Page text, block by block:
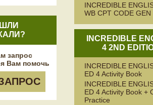
запрос
Вам помочь
INCREDIBLE
WB CPT CODE GEN
INCREDIBLE
4 2ND
INCREDIBLE
ED 4 Activity Book
INCREDIBLE
ED 4 Activity Book +
Practice